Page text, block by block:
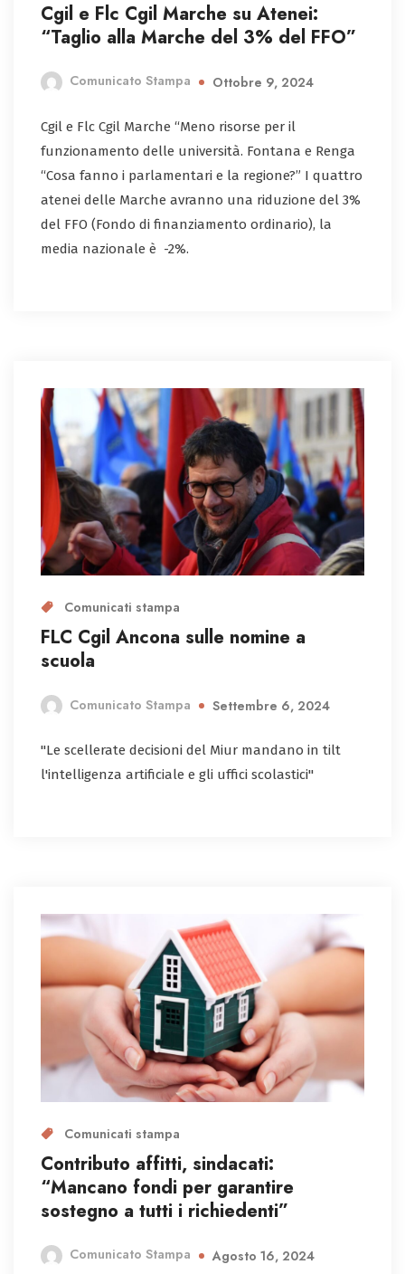
Cgil e Flc Cgil Marche su Atenei:
“Taglio alla Marche del 3% del FFO”
Comunicato Stampa Ottobre 9, 2024
Cgil e Flc Cgil Marche “Meno risorse per il
funzionamento delle università. Fontana e Renga
“Cosa fanno i parlamentari e la regione?” I quattro
atenei delle Marche avranno una riduzione del 3%
del FFO (Fondo di finanziamento ordinario), la
media nazionale è -2%.
Comunicati stampa
FLC Cgil Ancona sulle nomine a
scuola
Comunicato Stampa Settembre 6, 2024
"Le scellerate decisioni del Miur mandano in tilt
l'intelligenza artificiale e gli uffici scolastici"
Comunicati stampa
Contributo affitti, sindacati:
“Mancano fondi per garantire
sostegno a tutti i richiedenti”
Comunicato Stampa Agosto 16, 2024